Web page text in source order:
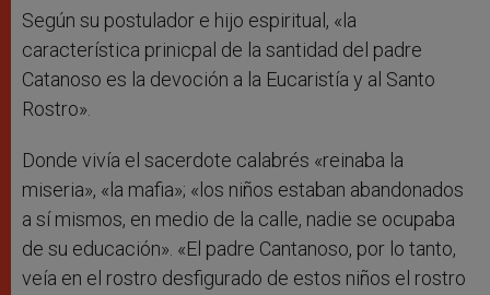
Según su postulador e hijo espiritual, «la
característica prinicpal de la santidad del padre
Catanoso es la devoción a la Eucaristía y al Santo
Rostro».
Donde vivía el sacerdote calabrés «reinaba la
miseria», «la mafia»; «los niños estaban abandonados
a sí mismos, en medio de la calle, nadie se ocupaba
de su educación». «El padre Cantanoso, por lo tanto,
veía en el rostro desfigurado de estos niños el rostro